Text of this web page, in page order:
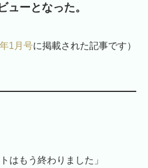
ューとなった。
1月号に掲載された記事です）
はもう終わりました」